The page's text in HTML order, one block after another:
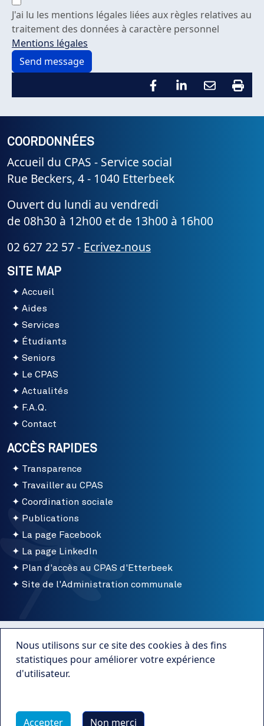
J'ai lu les mentions légales liées aux règles relatives au
traitement des données à caractère personnel
Mentions légales
COORDONNÉES
Accueil du CPAS - Service social
Rue Beckers, 4 - 1040 Etterbeek
Ouvert du lundi au vendredi
de 08h30 à 12h00 et de 13h00 à 16h00
02 627 22 57 - Ecrivez-nous
SITE MAP
Accueil
Aides
Services
Étudiants
Seniors
Le CPAS
Actualités
F.A.Q.
Contact
ACCÈS RAPIDES
Transparence
Travailler au CPAS
Coordination sociale
Publications
La page Facebook
La page LinkedIn
Plan d'accès au CPAS d'Etterbeek
Site de l'Administration communale
Menu bottom
Mentions légales
Nous utilisons sur ce site des cookies à des fins
statistiques pour améliorer votre expérience
d'utilisateur.
Accepter
Non merci